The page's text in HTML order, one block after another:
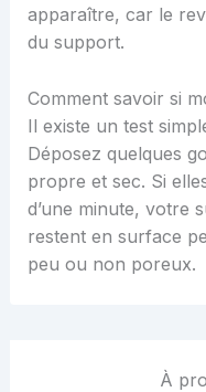
apparaître, car le
du support.
Comment savoir si
Il existe un test
Déposez quelques
propre et sec. Si
d’une minute, votre
restent en surface
peu ou non poreux.
À